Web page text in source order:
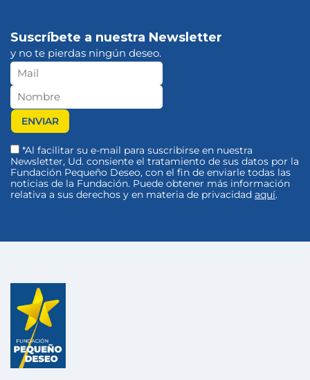
Suscríbete a nuestra Newsletter
y no te pierdas ningún deseo.
*Al facilitar su e-mail para suscribirse en nuestra
Newsletter, Ud. consiente el tratamiento de sus datos por la
Fundación Pequeño Deseo, con el fin de enviarle todas las
noticias de la Fundación. Puede obtener más información
relativa a sus derechos y en materia de privacidad aquí.